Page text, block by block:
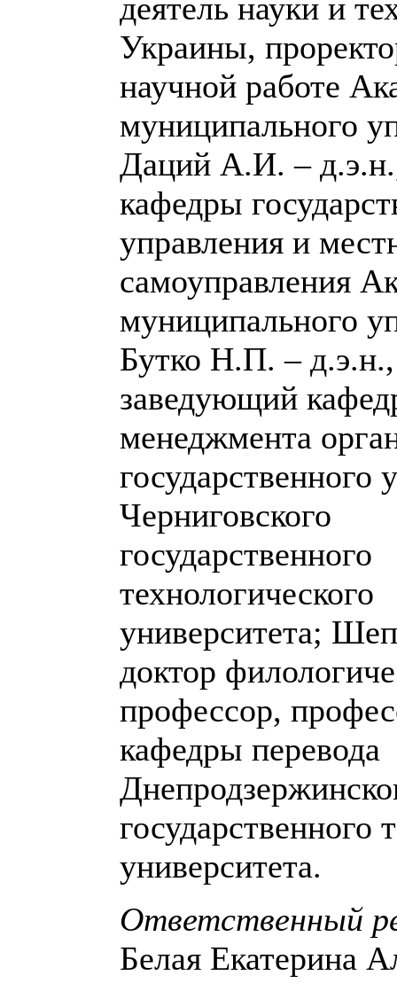
деятель науки и
Украины,
научной работе
муниципального
Даций А.И. –
кафедры
управления и
самоуправления
муниципального
Бутко Н.П. –
заведующий
менеджмента
государственного
Черниговского
государственного
технологического
университета;
доктор
профессор,
кафедры перевода
государственного
университета.
Ответственный
Белая Екатерина